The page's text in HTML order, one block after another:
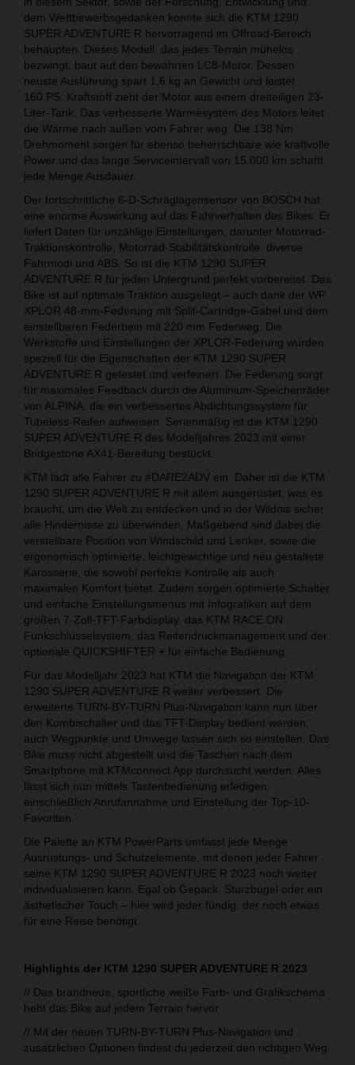
dem Wettbewerbsgedanken konnte sich die KTM 1290
SUPER ADVENTURE R hervorragend im Offroad-Bereich
behaupten. Dieses Modell, das jedes Terrain mühelos
bezwingt, baut auf den bewährten LC8-Motor. Dessen
neuste Ausführung spart 1,6 kg an Gewicht und leistet
160 PS. Kraftstoff zieht der Motor aus einem dreiteiligen 23-
Liter-Tank. Das verbesserte Wärmesystem des Motors leitet
die Wärme nach außen vom Fahrer weg. Die 138 Nm
Drehmoment sorgen für ebenso beherrschbare wie kraftvolle
Power und das lange Serviceintervall von 15.000 km schafft
jede Menge Ausdauer.
Der fortschrittliche 6-D-Schräglagensensor von BOSCH hat
eine enorme Auswirkung auf das Fahrverhalten des Bikes. Er
liefert Daten für unzählige Einstellungen, darunter Motorrad-
Traktionskontrolle, Motorrad-Stabilitätskontrolle, diverse
Fahrmodi und ABS. So ist die KTM 1290 SUPER
ADVENTURE R für jeden Untergrund perfekt vorbereitet. Das
Bike ist auf optimale Traktion ausgelegt – auch dank der WP
XPLOR 48-mm-Federung mit Split-Cartridge-Gabel und dem
einstellbaren Federbein mit 220 mm Federweg. Die
Werkstoffe und Einstellungen der XPLOR-Federung wurden
speziell für die Eigenschaften der KTM 1290 SUPER
ADVENTURE R getestet und verfeinert. Die Federung sorgt
für maximales Feedback durch die Aluminium-Speichenräder
von ALPINA, die ein verbessertes Abdichtungssystem für
Tubeless-Reifen aufweisen. Serienmäßig ist die KTM 1290
SUPER ADVENTURE R des Modelljahres 2023 mit einer
Bridgestone AX41-Bereifung bestückt.
KTM lädt alle Fahrer zu #DARE2ADV ein. Daher ist die KTM
1290 SUPER ADVENTURE R mit allem ausgerüstet, was es
braucht, um die Welt zu entdecken und in der Wildnis sicher
alle Hindernisse zu überwinden. Maßgebend sind dabei die
verstellbare Position von Windschild und Lenker, sowie die
ergonomisch optimierte, leichtgewichtige und neu gestaltete
Karosserie, die sowohl perfekte Kontrolle als auch
maximalen Komfort bietet. Zudem sorgen optimierte Schalter
und einfache Einstellungsmenüs mit Infografiken auf dem
großen 7-Zoll-TFT-Farbdisplay, das KTM RACE ON
Funkschlüsselsystem, das Reifendruckmanagement und der
optionale QUICKSHIFTER + für einfache Bedienung.
Für das Modelljahr 2023 hat KTM die Navigation der KTM
1290 SUPER ADVENTURE R weiter verbessert. Die
erweiterte TURN-BY-TURN Plus-Navigation kann nun über
den Kombischalter und das TFT-Display bedient werden;
auch Wegpunkte und Umwege lassen sich so einstellen. Das
Bike muss nicht abgestellt und die Taschen nach dem
Smartphone mit KTMconnect App durchsucht werden: Alles
lässt sich nun mittels Tastenbedienung erledigen,
einschließlich Anrufannahme und Einstellung der Top-10-
Favoriten.
Die Palette an KTM PowerParts umfasst jede Menge
Ausrüstungs- und Schutzelemente, mit denen jeder Fahrer
seine KTM 1290 SUPER ADVENTURE R 2023 noch weiter
individualisieren kann. Egal ob Gepäck, Sturzbügel oder ein
ästhetischer Touch – hier wird jeder fündig, der noch etwas
für eine Reise benötigt.
Highlights der KTM 1290 SUPER ADVENTURE R 2023
// Das brandneue, sportliche weiße Farb- und Grafikschema
hebt das Bike auf jedem Terrain hervor
// Mit der neuen TURN-BY-TURN Plus-Navigation und
zusätzlichen Optionen findest du jederzeit den richtigen Weg